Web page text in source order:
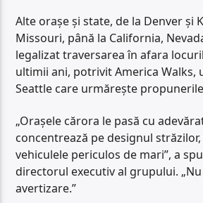
Alte orașe și state, de la Denver și
Missouri, până la California,
legalizat traversarea în afara
ultimii ani, potrivit America Walks,
Seattle care urmărește
„Orașele cărora le pasă cu
concentrează pe designul străzilor,
vehiculele periculos de mari”, a
directorul executiv al grupului.
avertizare.”